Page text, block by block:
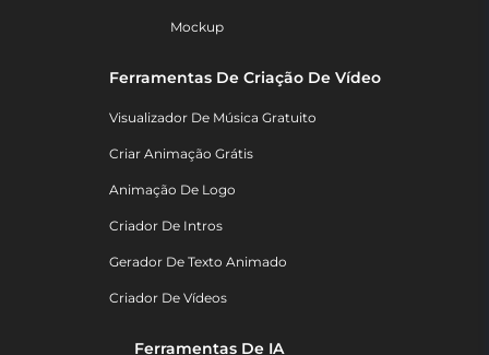
Mockup
Ferramentas De Criação De Vídeo
Visualizador De Música Gratuito
Criar Animação Grátis
Animação De Logo
Criador De Intros
Gerador De Texto Animado
Criador De Vídeos
Ferramentas De IA